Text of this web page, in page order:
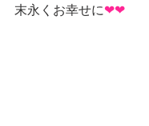
末永くお幸せに❤❤